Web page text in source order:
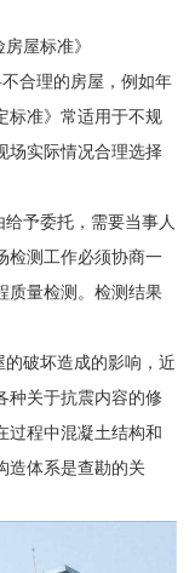
屋标准》
不合理的房屋，例如年
标准》常适用于不规
场实际情况合理选择
予委托，需要当事人
检测工作必须协商一
质量检测。检测结果
破坏造成的影响，近
种关于抗震内容的修
过程中混凝土结构和
造体系是查勘的关